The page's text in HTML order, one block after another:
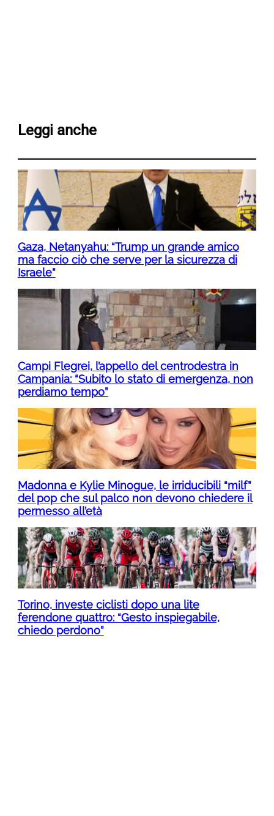
Leggi anche
Gaza, Netanyahu: “Trump un grande amico
ma faccio ciò che serve per la sicurezza di
Israele”
Campi Flegrei, l’appello del centrodestra in
Campania: “Subito lo stato di emergenza, non
perdiamo tempo”
Madonna e Kylie Minogue, le irriducibili “milf”
del pop che sul palco non devono chiedere il
permesso all’età
Torino, investe ciclisti dopo una lite
ferendone quattro: “Gesto inspiegabile,
chiedo perdono”